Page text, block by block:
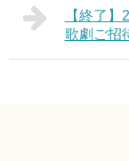
【終了
歌劇ご招